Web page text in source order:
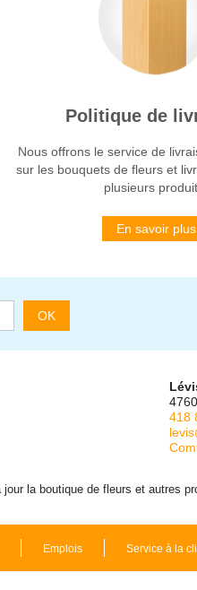
Politique de
Nous offrons le service de
sur les bouquets de fleurs et
plusieurs
En savoir plus
OK
418
la boutique de fleurs et autres
Emplois Service à la